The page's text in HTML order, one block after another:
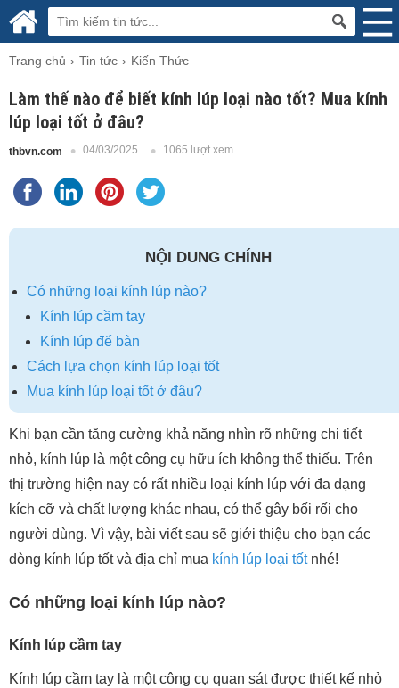
Trang chủ Tin tức Kiến Thức
Làm thế nào để biết kính lúp loại nào tốt? Mua kính
lúp loại tốt ở đâu?
thbvn.com 04/03/2025 1065 lượt xem
NỘI DUNG CHÍNH
Có những loại kính lúp nào?
Kính lúp cầm tay
Kính lúp để bàn
Cách lựa chọn kính lúp loại tốt
Mua kính lúp loại tốt ở đâu?
Khi bạn cần tăng cường khả năng nhìn rõ những chi tiết
nhỏ, kính lúp là một công cụ hữu ích không thể thiếu. Trên
thị trường hiện nay có rất nhiều loại kính lúp với đa dạng
kích cỡ và chất lượng khác nhau, có thể gây bối rối cho
người dùng. Vì vậy, bài viết sau sẽ giới thiệu cho bạn các
dòng kính lúp tốt và địa chỉ mua kính lúp loại tốtnhé!
Có những loại kính lúp nào?
Kính lúp cầm tay
Kính lúp cầm tay là một công cụ quan sát được thiết kế nhỏ